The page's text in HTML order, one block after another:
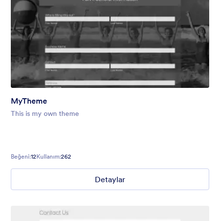
MyTheme
This is my own theme
Beğeni:12Kullanım:262
Detaylar